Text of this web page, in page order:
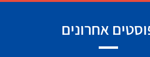
אחרונים